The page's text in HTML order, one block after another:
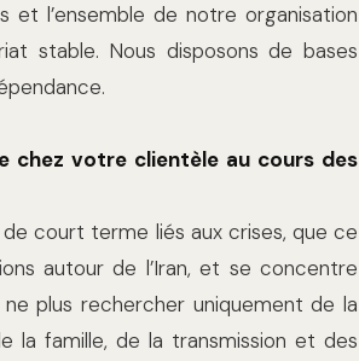
et l’ensemble de notre organisation
stable. Nous disposons de bases
chez votre clientèle au cours des
court terme liés aux crises, que ce
autour de l’Iran, et se concentre
plus rechercher uniquement de la
la famille, de la transmission et des